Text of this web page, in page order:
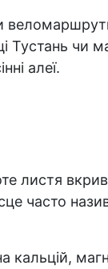
чи
алеї.
часто
кальцій,